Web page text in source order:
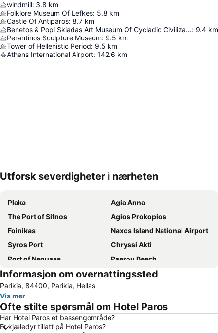
windmill: 3.8 km
Folklore Museum Of Lefkes: 5.8 km
Castle Of Antiparos: 8.7 km
Benetos & Popi Skiadas Art Museum Of Cycladic Civilization: 9.4 km
Perantinos Sculpture Museum: 9.5 km
Tower of Hellenistic Period: 9.5 km
Athens International Airport: 142.6 km
Utforsk severdigheter i nærheten
Plaka
Agia Anna
The Port of Sifnos
Agios Prokopios
Foinikas
Naxos Island National Airport
Syros Port
Chryssi Akti
Port of Naoussa
Psarou Beach
Faros
Old Port of Mykonos City
Syros
The beach of Piso Livadi
Mylopotas Beach
Galissas Beach
Kastraki
Kamares
Agathopes
Informasjon om overnattingssted
Parikia, 84400, Parikia, Hellas
Vis mer
Ofte stilte spørsmål om Hotel Paros
Har Hotel Paros et bassengområde?
Er kjæledyr tillatt på Hotel Paros?